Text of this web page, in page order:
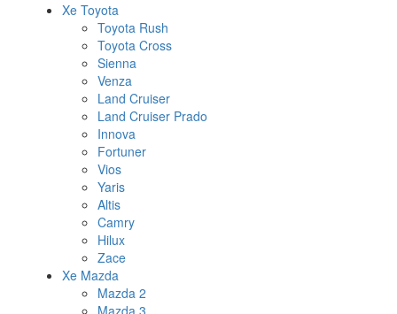
Xe Toyota
Toyota Rush
Toyota Cross
Sienna
Venza
Land Cruiser
Land Cruiser Prado
Innova
Fortuner
Vios
Yaris
Altis
Camry
Hilux
Zace
Xe Mazda
Mazda 2